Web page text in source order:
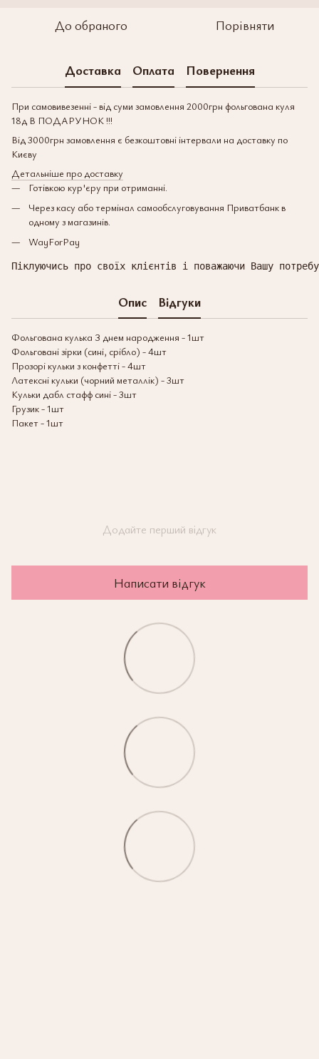
До обраного Порівняти
Доставка Оплата Повернення
При самовивезенні - від суми замовлення 2000грн фольгована куля
18д В ПОДАРУНОК !!!
Від 3000грн замовлення є безкоштовні інтервали на доставку по
Києву
Детальніше про доставку
Готівкою кур'єру при отриманні.
Через касу або термінал самообслуговування Приватбанк в
одному з магазинів.
WayForPay
Піклуючись про своїх клієнтів і поважаючи Вашу
Опис Відгуки
Фольгована кулька З днем народження - 1шт
Фольговані зірки (сині, срібло) - 4шт
Прозорі кульки з конфетті - 4шт
Латексні кульки (чорний металлік) - 3шт
Кульки дабл стафф сині - 3шт
Грузик - 1шт
Пакет - 1шт
Додайте перший відгук
Написати відгук